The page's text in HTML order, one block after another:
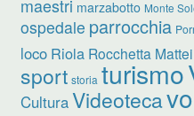
maestri marzabotto Monte
ospedale parrocchia
loco Riola Rocchetta Mattei
sport storia turismo
CulturaVideoteca